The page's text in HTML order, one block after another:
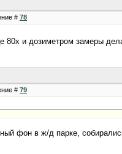
# 78
80х и дозиметром замеры
# 79
фон в ж/д парке,